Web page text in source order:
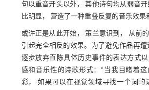
句以重音开头以外， 其他诗句均从弱音
比明显， 营造了一种重叠反复的音乐效果
或许正是从此开始， 策兰意识到， 从前
引起完全相反的效果。为了避免作品再
逐步放弃直陈具体历史事件的表达方式
感和音乐性的诗歌形式：“当我目睹着
彩， 如果可以在视觉领域寻找一个词的